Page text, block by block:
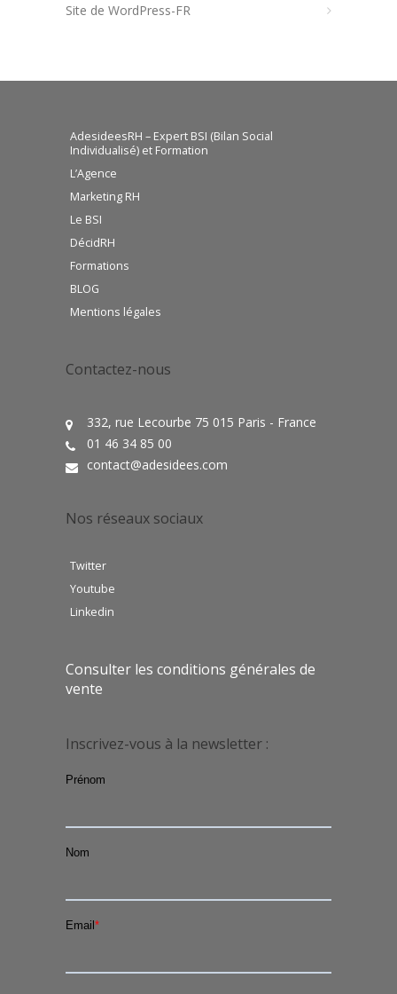
Site de WordPress-FR
AdesideesRH – Expert BSI (Bilan Social
Individualisé) et Formation
L’Agence
Marketing RH
Le BSI
DécidRH
Formations
BLOG
Mentions légales
Contactez-nous
332, rue Lecourbe 75 015 Paris - France
01 46 34 85 00
contact@adesidees.com
Nos réseaux sociaux
Twitter
Youtube
Linkedin
Consulter les conditions générales de
vente
Inscrivez-vous à la newsletter :